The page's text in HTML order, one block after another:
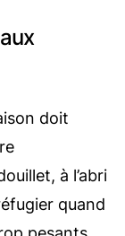
doit
à l’abri
quand